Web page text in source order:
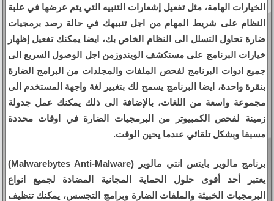
الخيارات الهامة، مثل تفعيل إشعارات التنبيه التي يتم عرضها في علبة
النظام على شريط المهام من اجل تنبيهك في حالة رصد برمجيات
ضارة تحاول التسلل الى النظام الخاص بك، ايضا يمكنك تفعيل إظهار
خيارات البرنامج على مستكشف الويندوزمن اجل الوصول السريع الى
جميع ادوات البرنامج لفحص الملفات والمجلدات من البرامج الضارة
بنقرة واحدة، ايضا البرنامج يسمح لك بتغيير لغة واجهة المستخدم الى
مجموعة واسعة من اللغات، بالإضافة الى ذلك يمكنك عمل جدولة
زمينة لفحص الكمبيوتر من البرمجيات الضارة في اوقات محددة
مسبقا وبشكل تلقائي عندما يحين الوقت.
برنامج مالوير بايتس انتي مالوير (Malwarebytes Anti-Malware)
يعتبر أحد أقوى حلول الحماية المجانية المضادة لجميع انواع
البرمجيات الخبيثة والملفات الضارة وبرامج التجسس، يمكنك تنظيف